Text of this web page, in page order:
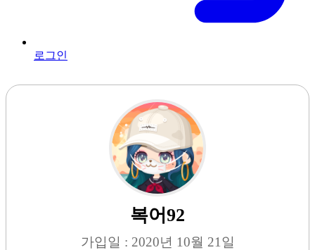
로그인
복어92
가입일 : 2020년 10월 21일